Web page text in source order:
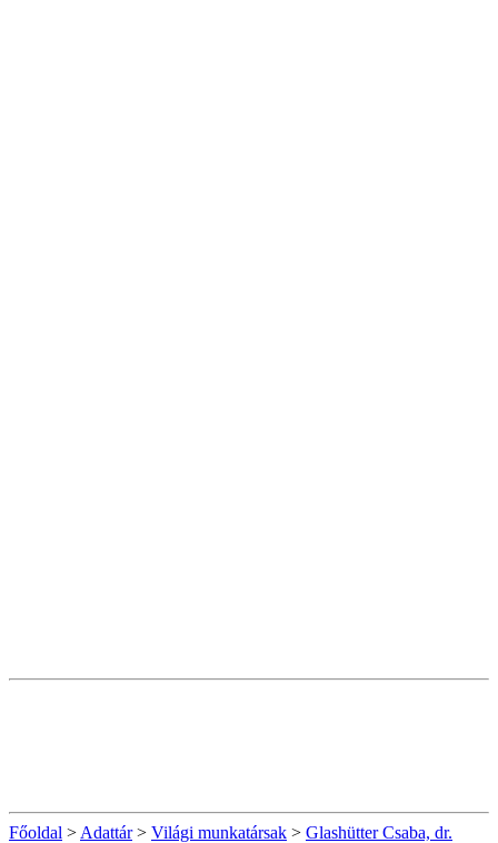
Főoldal > Adattár> Világi munkatársak > Glashütter Csaba, dr.